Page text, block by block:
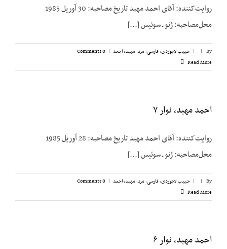
روایت‌کننده: آقای احمد مهبد تاریخ مصاحبه: 30 آوریل 1985
محل‌مصاحبه: ژنو ـ سوئیس [...]
By
|
| حبیب لاجوردی,فارسی,مرد,مهبد، احمد |
0 Comments
Read More
احمد مهبد، نوار ۷
روایت‌کننده: آقای احمد مهبد تاریخ مصاحبه: 28 آوریل 1985
محل‌مصاحبه: ژنو ـ سوئیس [...]
By
|
| حبیب لاجوردی,فارسی,مرد,مهبد، احمد |
0 Comments
Read More
احمد مهبد، نوار ۶